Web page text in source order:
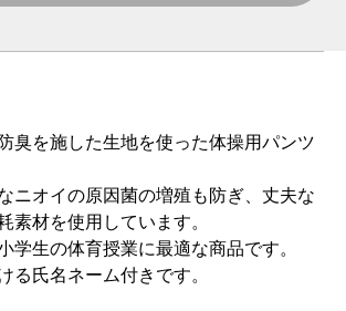
臭を施した生地を使った体操用パンツ
ニオイの原因菌の増殖も防ぎ、丈夫な
素材を使用しています。
学生の体育授業に最適な商品です。
る氏名ネーム付きです。